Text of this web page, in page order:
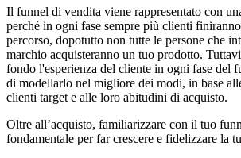
Il funnel di vendita viene rappresentato con
perché in ogni fase sempre più clienti
percorso, dopotutto non tutte le persone che
marchio acquisteranno un tuo prodotto.
fondo l'esperienza del cliente in ogni fase del
di modellarlo nel migliore dei modi, in base
clienti target e alle loro abitudini di acquisto.
Oltre all’acquisto, familiarizzare con il tuo
fondamentale per far crescere e fidelizzare la